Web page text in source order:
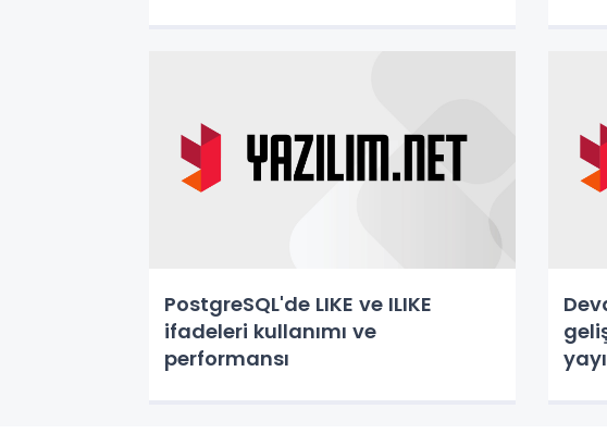
PostgreSQL'de LIKE ve ILIKE
ifadeleri kullanımı ve
performansı